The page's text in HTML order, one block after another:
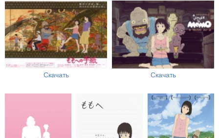
Скачать Скачать